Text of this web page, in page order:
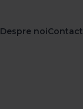
Despre noiContact